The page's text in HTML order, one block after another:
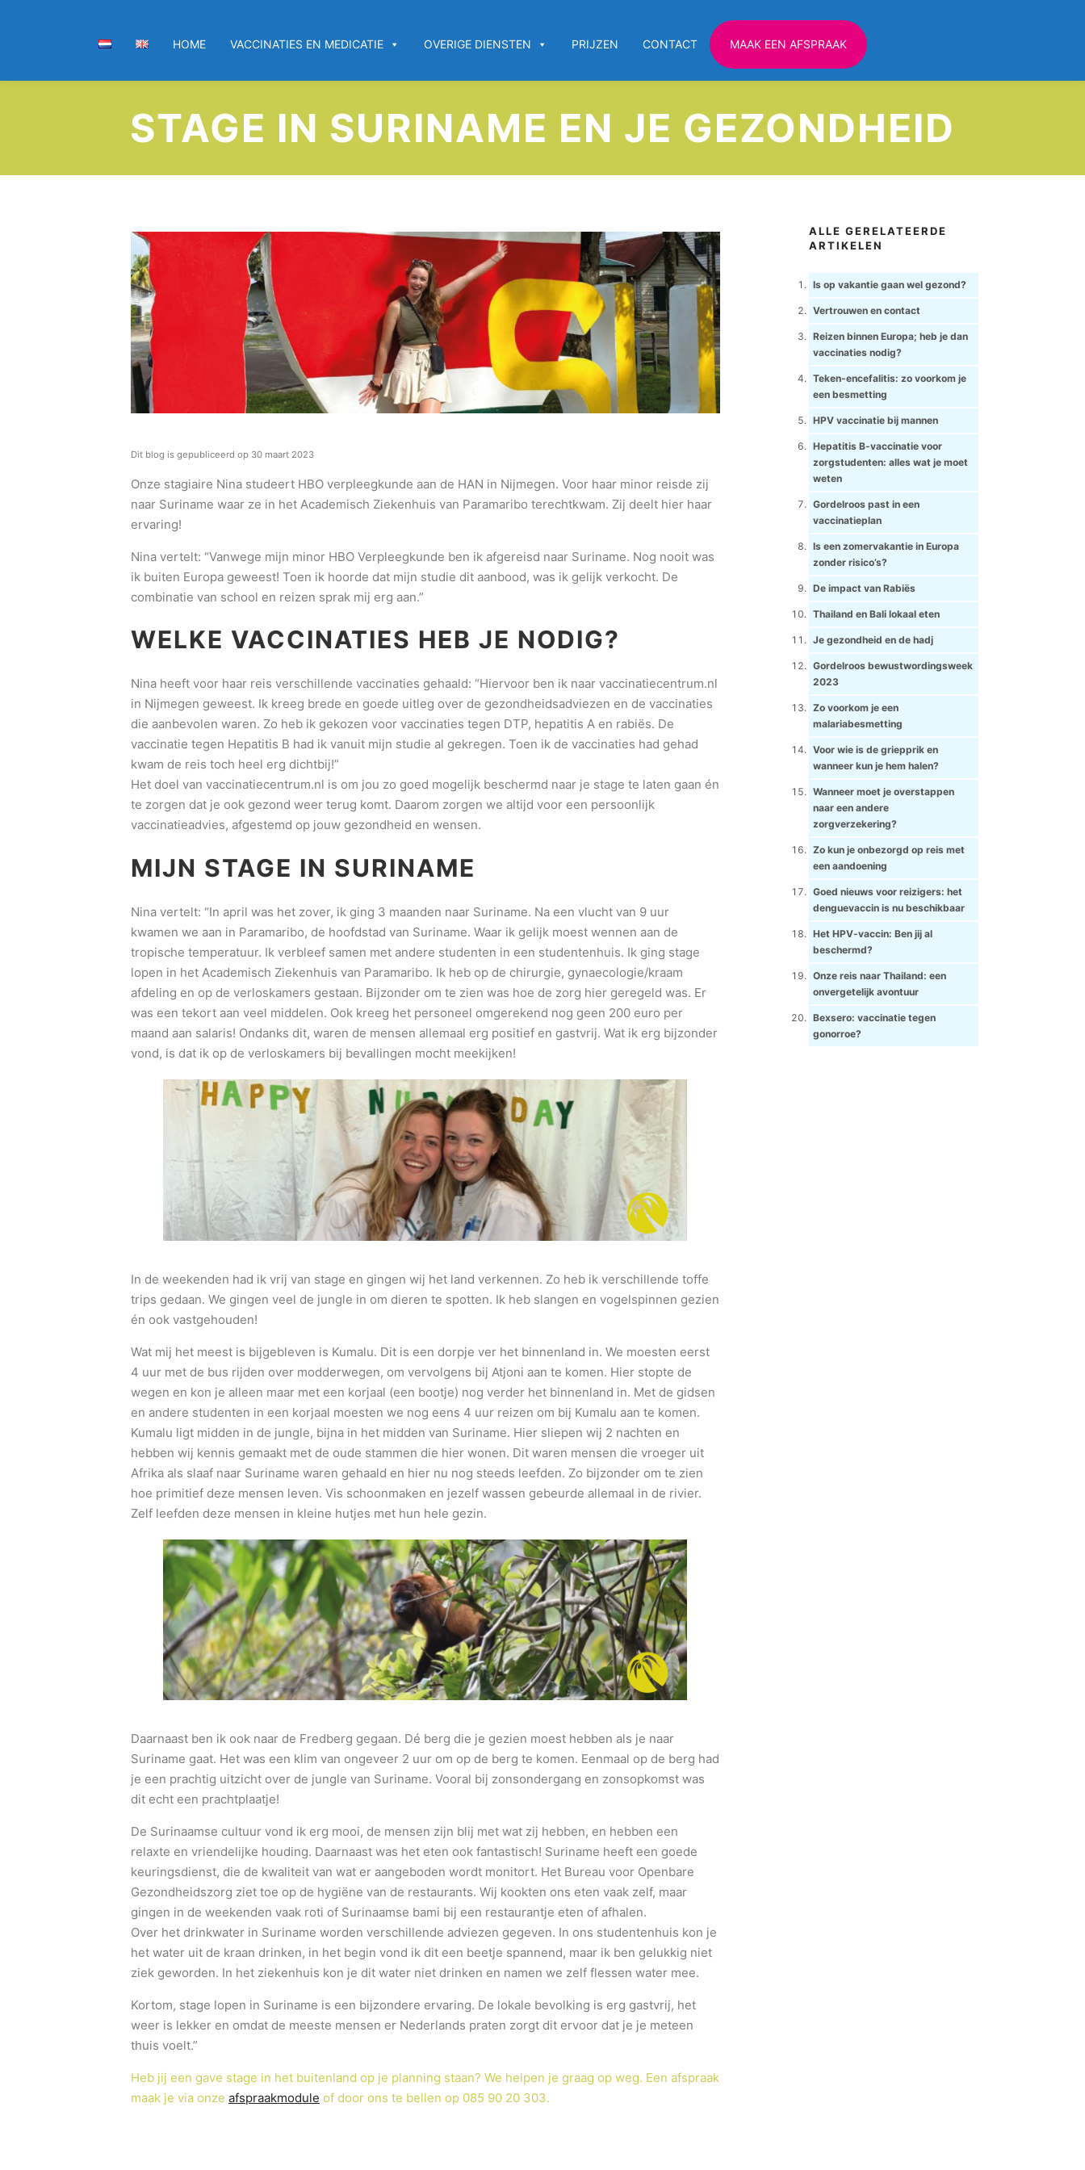
HOME VACCINATIES EN MEDICATIE OVERIGE DIENSTEN PRIJZEN CONTACT MAAK EEN AFSPRAAK
STAGE IN SURINAME EN JE GEZONDHEID
Dit blog is gepubliceerd op 30 maart 2023
Onze stagiaire Nina studeert HBO verpleegkunde aan de HAN in Nijmegen. Voor haar minor reisde zij
naar Suriname waar ze in het Academisch Ziekenhuis van Paramaribo terechtkwam. Zij deelt hier haar
ervaring!
Nina vertelt: “Vanwege mijn minor HBO Verpleegkunde ben ik afgereisd naar Suriname. Nog nooit was
ik buiten Europa geweest! Toen ik hoorde dat mijn studie dit aanbood, was ik gelijk verkocht. De
combinatie van school en reizen sprak mij erg aan.”
WELKE VACCINATIES HEB JE NODIG?
Nina heeft voor haar reis verschillende vaccinaties gehaald: “Hiervoor ben ik naar vaccinatiecentrum.nl
in Nijmegen geweest. Ik kreeg brede en goede uitleg over de gezondheidsadviezen en de vaccinaties
die aanbevolen waren. Zo heb ik gekozen voor vaccinaties tegen DTP, hepatitis A en rabiës. De
vaccinatie tegen Hepatitis B had ik vanuit mijn studie al gekregen. Toen ik de vaccinaties had gehad
kwam de reis toch heel erg dichtbij!”
Het doel van vaccinatiecentrum.nl is om jou zo goed mogelijk beschermd naar je stage te laten gaan én
te zorgen dat je ook gezond weer terug komt. Daarom zorgen we altijd voor een persoonlijk
vaccinatieadvies, afgestemd op jouw gezondheid en wensen.
MIJN STAGE IN SURINAME
Nina vertelt: “In april was het zover, ik ging 3 maanden naar Suriname. Na een vlucht van 9 uur
kwamen we aan in Paramaribo, de hoofdstad van Suriname. Waar ik gelijk moest wennen aan de
tropische temperatuur. Ik verbleef samen met andere studenten in een studentenhuis. Ik ging stage
lopen in het Academisch Ziekenhuis van Paramaribo. Ik heb op de chirurgie, gynaecologie/kraam
afdeling en op de verloskamers gestaan. Bijzonder om te zien was hoe de zorg hier geregeld was. Er
was een tekort aan veel middelen. Ook kreeg het personeel omgerekend nog geen 200 euro per
maand aan salaris! Ondanks dit, waren de mensen allemaal erg positief en gastvrij. Wat ik erg bijzonder
vond, is dat ik op de verloskamers bij bevallingen mocht meekijken!
In de weekenden had ik vrij van stage en gingen wij het land verkennen. Zo heb ik verschillende toffe
trips gedaan. We gingen veel de jungle in om dieren te spotten. Ik heb slangen en vogelspinnen gezien
én ook vastgehouden!
Wat mij het meest is bijgebleven is Kumalu. Dit is een dorpje ver het binnenland in. We moesten eerst
4 uur met de bus rijden over modderwegen, om vervolgens bij Atjoni aan te komen. Hier stopte de
wegen en kon je alleen maar met een korjaal (een bootje) nog verder het binnenland in. Met de gidsen
en andere studenten in een korjaal moesten we nog eens 4 uur reizen om bij Kumalu aan te komen.
Kumalu ligt midden in de jungle, bijna in het midden van Suriname. Hier sliepen wij 2 nachten en
hebben wij kennis gemaakt met de oude stammen die hier wonen. Dit waren mensen die vroeger uit
Afrika als slaaf naar Suriname waren gehaald en hier nu nog steeds leefden. Zo bijzonder om te zien
hoe primitief deze mensen leven. Vis schoonmaken en jezelf wassen gebeurde allemaal in de rivier.
Zelf leefden deze mensen in kleine hutjes met hun hele gezin.
Daarnaast ben ik ook naar de Fredberg gegaan. Dé berg die je gezien moest hebben als je naar
Suriname gaat. Het was een klim van ongeveer 2 uur om op de berg te komen. Eenmaal op de berg had
je een prachtig uitzicht over de jungle van Suriname. Vooral bij zonsondergang en zonsopkomst was
dit echt een prachtplaatje!
De Surinaamse cultuur vond ik erg mooi, de mensen zijn blij met wat zij hebben, en hebben een
relaxte en vriendelijke houding. Daarnaast was het eten ook fantastisch! Suriname heeft een goede
keuringsdienst, die de kwaliteit van wat er aangeboden wordt monitort. Het Bureau voor Openbare
Gezondheidszorg ziet toe op de hygiëne van de restaurants. Wij kookten ons eten vaak zelf, maar
gingen in de weekenden vaak roti of Surinaamse bami bij een restaurantje eten of afhalen.
Over het drinkwater in Suriname worden verschillende adviezen gegeven. In ons studentenhuis kon je
het water uit de kraan drinken, in het begin vond ik dit een beetje spannend, maar ik ben gelukkig niet
ziek geworden. In het ziekenhuis kon je dit water niet drinken en namen we zelf flessen water mee.
Kortom, stage lopen in Suriname is een bijzondere ervaring. De lokale bevolking is erg gastvrij, het
weer is lekker en omdat de meeste mensen er Nederlands praten zorgt dit ervoor dat je je meteen
thuis voelt.”
Heb jij een gave stage in het buitenland op je planning staan? We helpen je graag op weg. Een afspraak
maak je via onze afspraakmodule of door ons te bellen op 085 90 20 303.
ALLE GERELATEERDE
ARTIKELEN
Is op vakantie gaan wel gezond?
Vertrouwen en contact
Reizen binnen Europa; heb je dan
vaccinaties nodig?
Teken-encefalitis: zo voorkom je
een besmetting
HPV vaccinatie bij mannen
Hepatitis B-vaccinatie voor
zorgstudenten: alles wat je moet
weten
Gordelroos past in een
vaccinatieplan
Is een zomervakantie in Europa
zonder risico’s?
De impact van Rabiës
Thailand en Bali lokaal eten
Je gezondheid en de hadj
Gordelroos bewustwordingsweek
2023
Zo voorkom je een
malariabesmetting
Voor wie is de griepprik en
wanneer kun je hem halen?
Wanneer moet je overstappen
naar een andere
zorgverzekering?
Zo kun je onbezorgd op reis met
een aandoening
Goed nieuws voor reizigers: het
denguevaccin is nu beschikbaar
Het HPV-vaccin: Ben jij al
beschermd?
Onze reis naar Thailand: een
onvergetelijk avontuur
Bexsero: vaccinatie tegen
gonorroe?